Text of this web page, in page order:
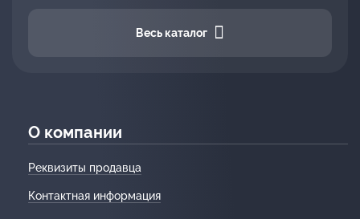
Весь каталог
О компании
Реквизиты продавца
Контактная информация